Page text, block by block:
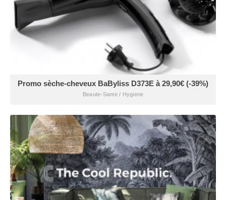
Promo sèche-cheveux BaByliss D373E à 29,90€ (-39%)
Beaute-Sante / Hygiene